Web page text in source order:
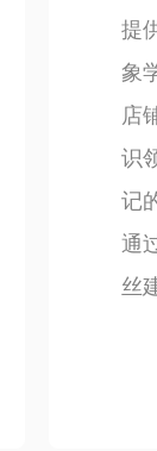
提
象
店
识
记
通
丝